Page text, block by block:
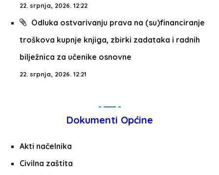
22. srpnja, 2026. 12:22
Odluka ostvarivanju prava na (su)financiranje
troškova kupnje knjiga, zbirki zadataka i radnih
bilježnica za učenike osnovne
22. srpnja, 2026. 12:21
Dokumenti Općine
Akti načelnika
Civilna zaštita